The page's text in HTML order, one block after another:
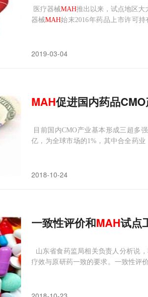
医疗器械MAH推出以来，试点地区大
器械MAH始末2016年药品上市许可
2019-03-04
MAH促进国内药品
目前国内CMO产业基本形成三超多
亿，为全球市场的1%，其中合全药业
2018-10-24
一致性评价和MAH试点
山东省食药监局相关负责人分析说
疗效与原研药一致的要求。一致性评